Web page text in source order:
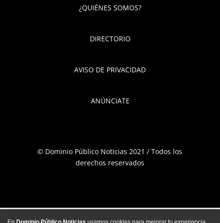
¿QUIÉNES SOMOS?
DIRECTORIO
AVISO DE PRIVACIDAD
ANÚNCIATE
© Dominio Público Noticias 2021 / Todos los
derechos reservados